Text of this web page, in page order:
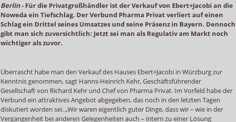
Berlin- Für die Privatgroßhändler ist der Verkauf von Ebert+Jacobi an die
Noweda ein Tiefschlag. Der Verbund Pharma Privat verliert auf einen
Schlag ein Drittel seines Umsatzes und seine Präsenz in Bayern. Dennoch
gibt man sich zuversichtlich: Jetzt sei man als Regulativ am Markt noch
wichtiger als zuvor.
Überrascht habe man den Verkauf des Hauses Ebert+Jacobi in Würzburg zur
Kenntnis genommen, sagt Hanns-Heinrich Kehr, Geschäftsführender
Gesellschaft von Richard Kehr und Chef von Pharma Privat. Im Vorfeld habe der
Verbund ein attraktives Angebot abgegeben, das noch in den letzten Tagen
diskutiert worden sei. „Wir waren eigentlich guter Dinge, dass wir – wie in der
Vergangenheit bei anderen Gelegenheiten auch – intern zu einer Lösung